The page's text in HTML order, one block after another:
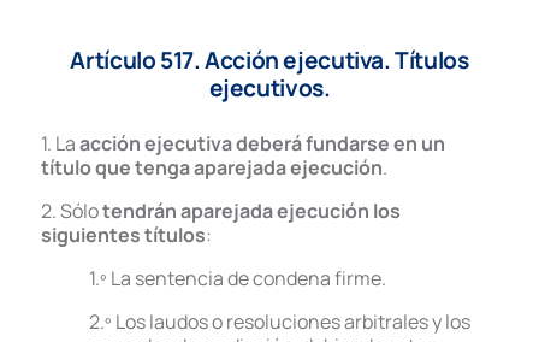
Artículo 517. Acción ejecutiva. Títulos
ejecutivos.
1. Laacción ejecutiva deberá fundarse en un
títuloque tenga aparejada ejecución.
2. Sólotendrán aparejada ejecución los
siguientes títulos:
1.º La sentencia de condena firme.
2.º Los laudos o resoluciones arbitrales y los